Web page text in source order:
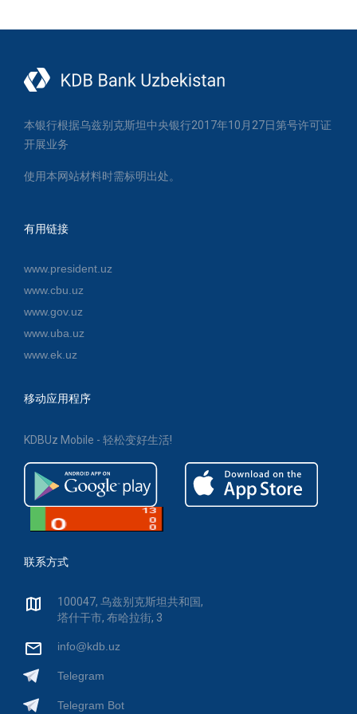
本银行根据乌兹别克斯坦中央银行2017年10月27日第号许可证
开展业务
使用本网站材料时需标明出处。
有用链接
www.president.uz
www.cbu.uz
www.gov.uz
www.uba.uz
www.ek.uz
移动应用程序
KDBUz Mobile - 轻松变好生活!
联系方式
100047, 乌兹别克斯坦共和国,
塔什干市, 布哈拉街, 3
info@kdb.uz
Telegram
Telegram Bot